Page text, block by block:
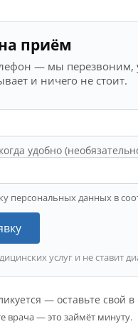
приём
— мы перезвоним,
и ничего не стоит.
удобно
персональных данных в
услуг и не ставит
— оставьте
врача — это займёт минуту.